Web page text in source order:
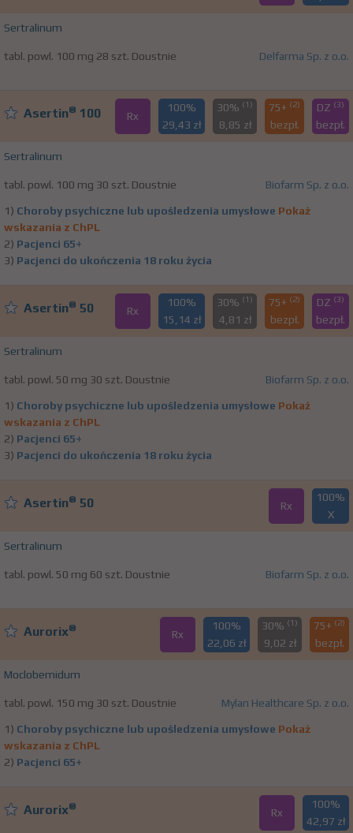
Sertralinum
tabl. powl. 100 mg 28 szt. Doustnie Delfarma Sp. z o.o.
Asertin® 100 Rx
100%
29,43 zł
30% (1)
8,85 zł
75+ (2)
bezpł.
DZ (3)
bezpł.
Sertralinum
tabl. powl. 100 mg 30 szt. Doustnie Biofarm Sp. z o.o.
1) Choroby psychiczne lub upośledzenia umysłowe Pokaż
wskazania z ChPL
2) Pacjenci 65+
3) Pacjenci do ukończenia 18 roku życia
Asertin® 50 Rx
100%
15,14 zł
30% (1)
4,81 zł
75+ (2)
bezpł.
DZ (3)
bezpł.
Sertralinum
tabl. powl. 50 mg 30 szt. Doustnie Biofarm Sp. z o.o.
1) Choroby psychiczne lub upośledzenia umysłowe Pokaż
wskazania z ChPL
2) Pacjenci 65+
3) Pacjenci do ukończenia 18 roku życia
Asertin® 50 Rx
100%
X
Sertralinum
tabl. powl. 50 mg 60 szt. Doustnie Biofarm Sp. z o.o.
Aurorix® Rx
100%
22,06 zł
30% (1)
9,02 zł
75+ (2)
bezpł.
Moclobemidum
tabl. powl. 150 mg 30 szt. Doustnie Mylan Healthcare Sp. z o.o.
1) Choroby psychiczne lub upośledzenia umysłowe Pokaż
wskazania z ChPL
2) Pacjenci 65+
Aurorix® Rx
100%
42,97 zł